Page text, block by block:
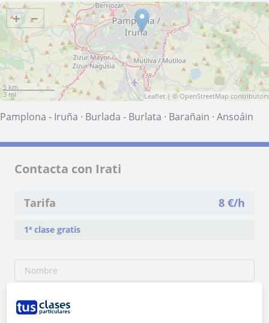
+ −
5 km
3 mi
Leaflet | © OpenStreetMap contributors
Pamplona - Iruña · Burlada - Burlata · Barañain · Ansoáin
Contacta con Irati
Tarifa 8 €/h
1ª clase gratis